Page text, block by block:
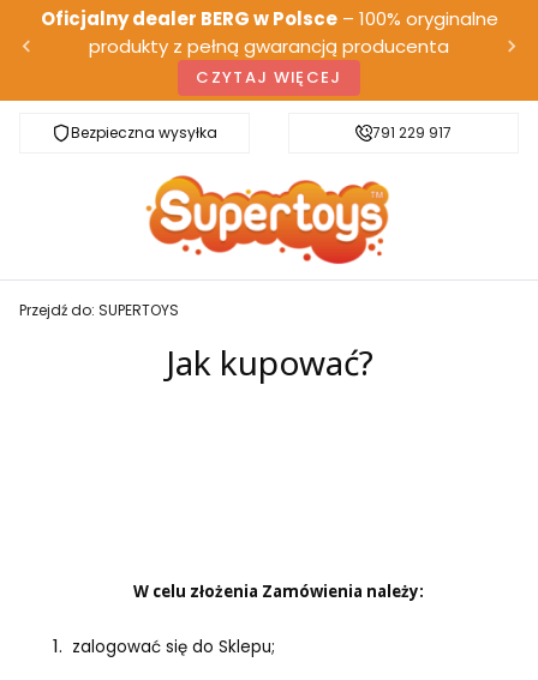
Oficjalny dealer BERG w Polsce– 100% oryginalne
produkty z pełną gwarancją producenta
CZYTAJ WIĘCEJ
Bezpieczna wysyłka Darmowa dostawa od 500 zł
791 229 917
Przejdź do: SUPERTOYS
Jak kupować?
W celu złożenia Zamówienia należy:
zalogować się do Sklepu;